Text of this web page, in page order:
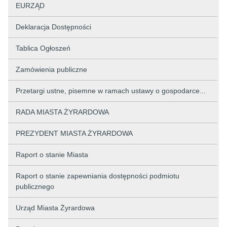
EURZĄD
Deklaracja Dostępności
Tablica Ogłoszeń
Zamówienia publiczne
Przetargi ustne, pisemne w ramach ustawy o gospodarce...
RADA MIASTA ŻYRARDOWA
PREZYDENT MIASTA ŻYRARDOWA
Raport o stanie Miasta
Raport o stanie zapewniania dostępności podmiotu
publicznego
Urząd Miasta Żyrardowa